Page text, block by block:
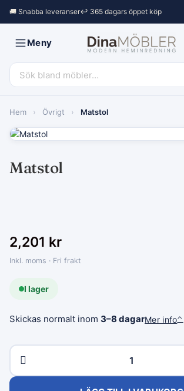
🚚 Snabba leveranser↩︎ 365 dagars öppet köp
Meny
Hem › Övrigt › Matstol
Matstol
2,201 kr
Inkl. moms · Fri frakt
I lager
Skickas normalt inom 3–8 dagarMer info⌃